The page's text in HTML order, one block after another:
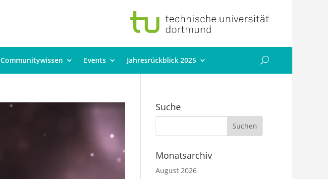
Communitywissen Events Jahresrückblick 2025
Suche
Monatsarchiv
August 2026